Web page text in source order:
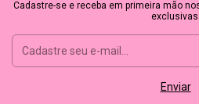
Cadastre-se e receba em primeira mão
exclusivas.